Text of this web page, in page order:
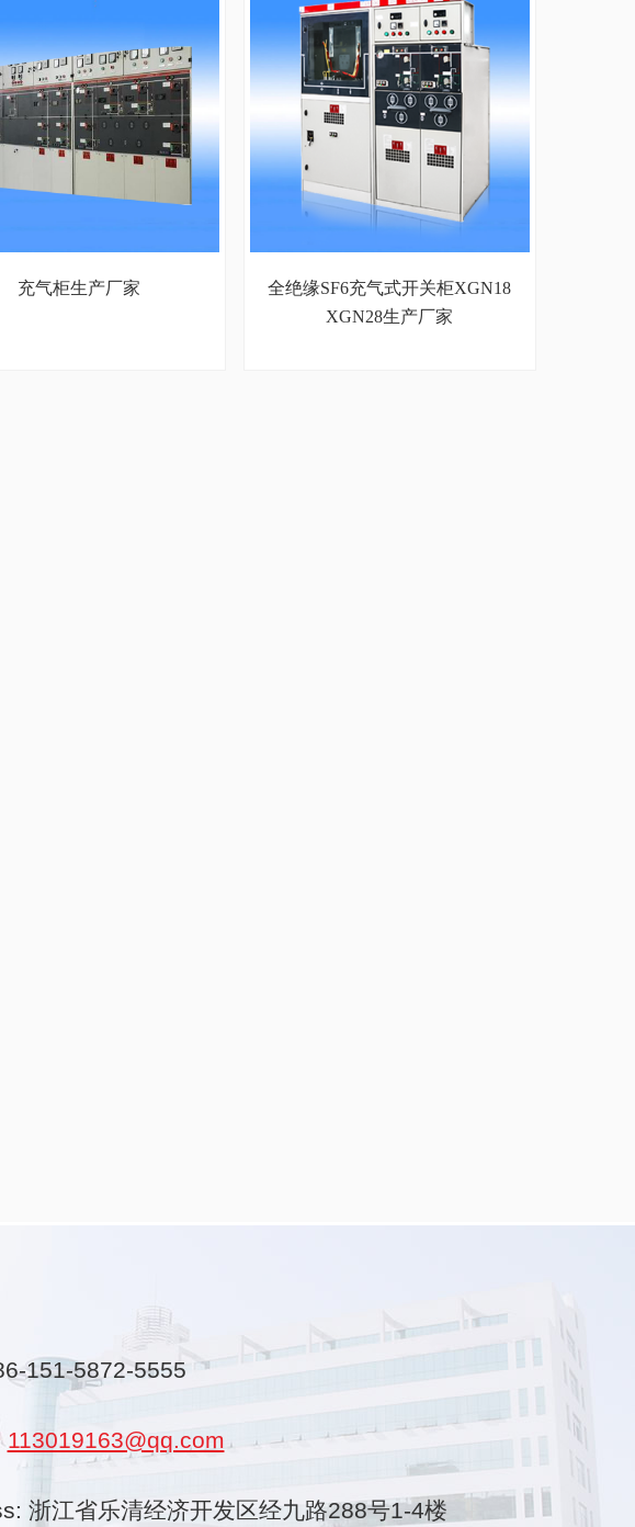
充气柜生产厂家
全绝缘SF6充气式开关柜XGN18
XGN28生产厂家
151-5872-5555
113019163@qq.com
浙江省乐清经济开发区经九路288号1-4楼